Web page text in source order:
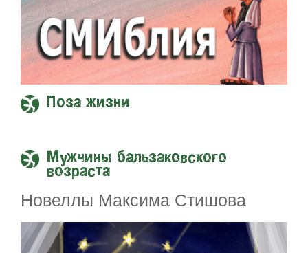
Поза жизни
Мужчины бальзаковского
возраста
Новеллы Максима Стишова